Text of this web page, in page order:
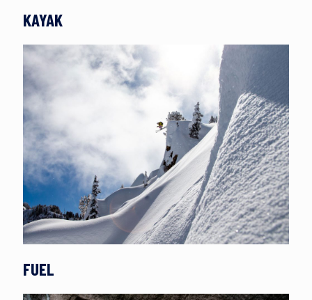
KAYAK
FUEL